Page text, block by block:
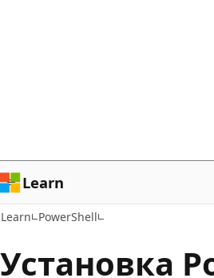
Learn
Learn PowerShell
Установка